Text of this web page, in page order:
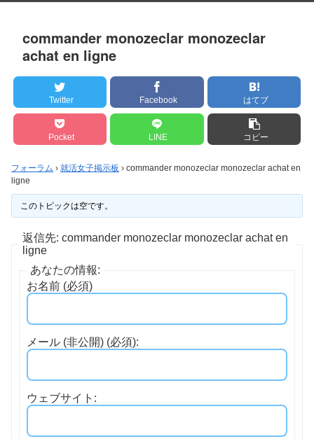
commander monozeclar monozeclar
achat en ligne
Twitter Facebook はてブ
Pocket LINE コピー
フォーラム › 就活女子掲示板 › commander monozeclar monozeclar achat en
ligne
このトピックは空です。
返信先: commander monozeclar monozeclar achat en
ligne
あなたの情報:
お名前 (必須)
メール (非公開) (必須):
ウェブサイト: